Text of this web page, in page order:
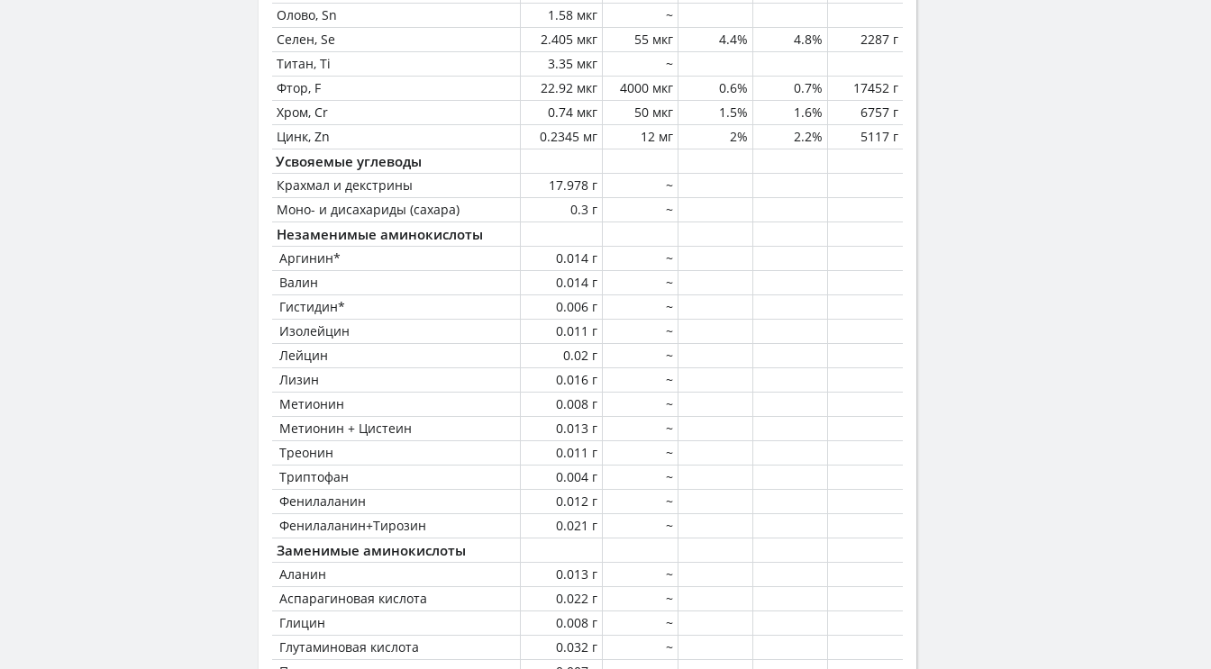
Олово, Sn
1.58 мкг
~
Селен, Se
2.405 мкг 55 мкг 4.4% 4.8%
2287 г
Титан, Ti
3.35 мкг
~
Фтор, F
22.92 мкг 4000 мкг 0.6% 0.7%
17452 г
Хром, Cr
0.74 мкг 50 мкг 1.5% 1.6%
6757 г
Цинк, Zn
0.2345 мг 12 мг 2% 2.2% 5117 г
Усвояемые углеводы
Крахмал и декстрины 17.978 г
~
Моно- и дисахариды (сахара)
0.3 г ~
Незаменимые аминокислоты
Аргинин* 0.014 г
~
Валин
0.014 г
~
Гистидин*
0.006 г
~
Изолейцин
0.011 г
~
Лейцин
0.02 г
~
Лизин
0.016 г
~
Метионин
0.008 г
~
Метионин + Цистеин
0.013 г
~
Треонин
0.011 г
~
Триптофан
0.004 г
~
Фенилаланин
0.012 г
~
Фенилаланин+Тирозин
0.021 г ~
Заменимые аминокислоты
Аланин 0.013 г
~
Аспарагиновая кислота
0.022 г
~
Глицин
0.008 г
~
Глутаминовая кислота
0.032 г
~